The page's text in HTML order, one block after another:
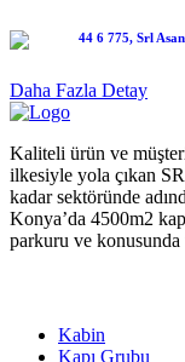
Daha Fazla Detay
Kaliteli ürün ve
ilkesiyle yola çıkan
kadar sektöründe
Konya’da 4500m2
parkuru ve konusunda
Kabin
Kapı Grubu